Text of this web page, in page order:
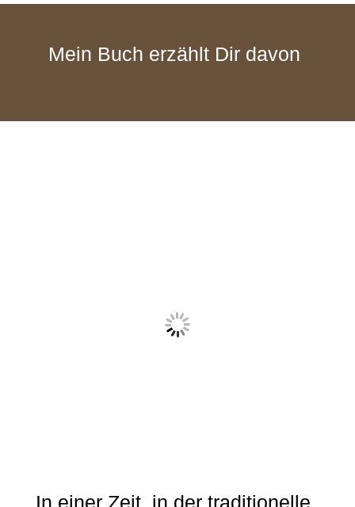
Mein Buch erzählt Dir davon
In einer Zeit, in der traditionelle